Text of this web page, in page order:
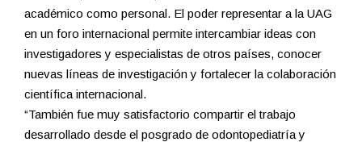
académico como personal. El poder representar a la UAG
en un foro internacional permite intercambiar ideas con
investigadores y especialistas de otros países, conocer
nuevas líneas de investigación y fortalecer la colaboración
científica internacional.
“También fue muy satisfactorio compartir el trabajo
desarrollado desde el posgrado de odontopediatría y